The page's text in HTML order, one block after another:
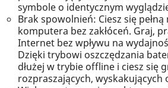
symbole o identycznym
Brak spowolnień: Ciesz się
komputera bez zakłóceń. Graj,
Internet bez wpływu na
Dzięki trybowi oszczędzania
dłużej w trybie offline i ciesz się
rozpraszających, wyskakujących